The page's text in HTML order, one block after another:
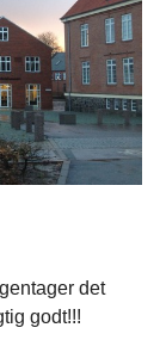
det
godt!!!